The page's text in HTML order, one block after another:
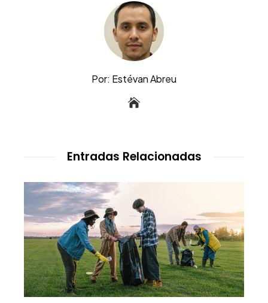
Por: Estévan Abreu
Entradas Relacionadas